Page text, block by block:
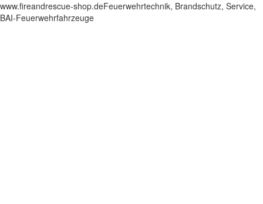
www.fireandrescue-shop.deFeuerwehrtechnik, Brandschutz, Service,
BAI-Feuerwehrfahrzeuge